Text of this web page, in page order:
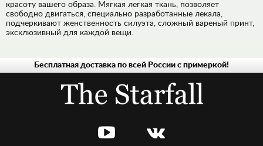
красоту вашего образа. Мягкая легкая ткань, позволяет
свободно двигаться, специально разработанные лекала,
подчеркивают женственность силуэта, сложный вареный принт,
эксклюзивный для каждой вещи.
ФУТБОЛКИ,
Бесплатная доставка по всей России с примеркой!